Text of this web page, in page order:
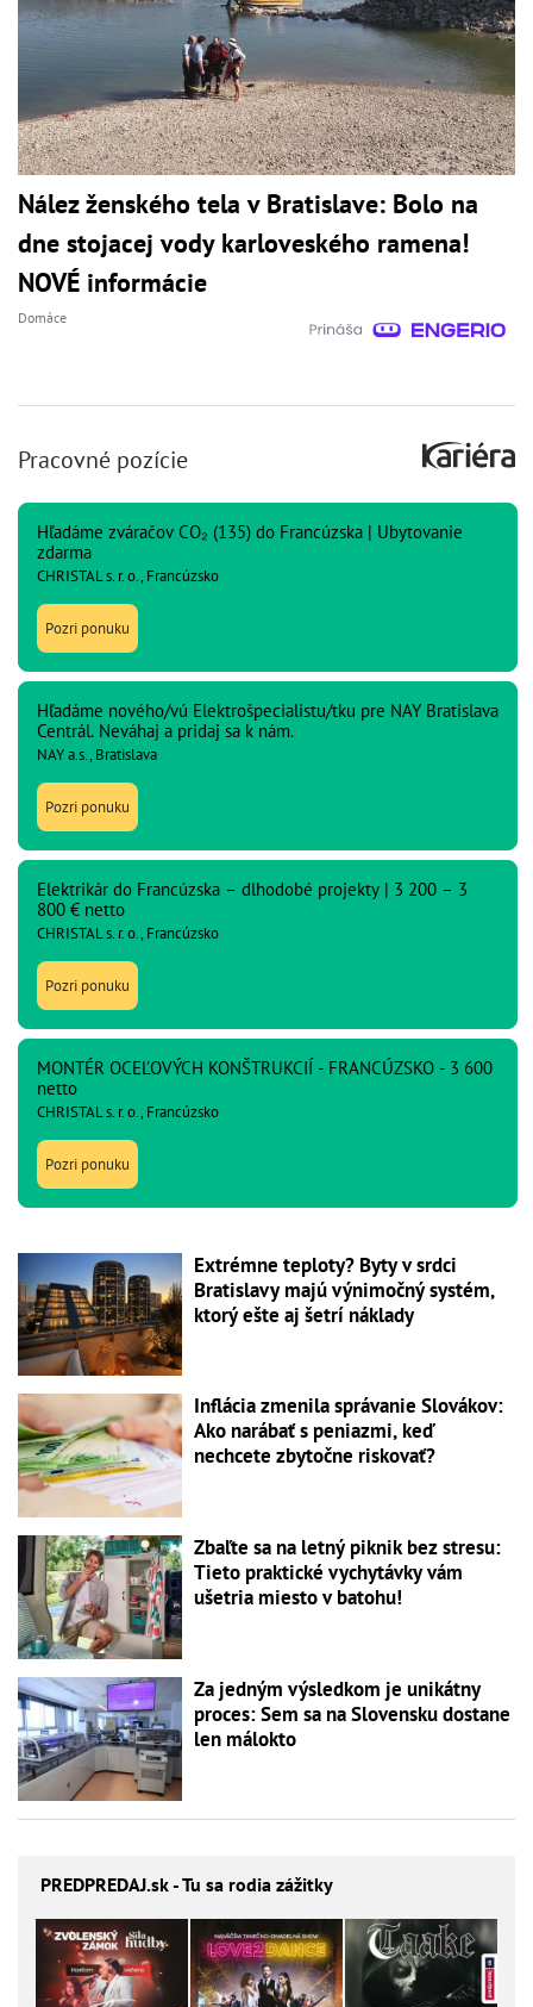
Nález ženského tela v Bratislave: Bolo na
dne stojacej vody karloveského ramena!
NOVÉ informácie
Domáce
Pracovné pozície
Hľadáme zváračov CO₂ (135) do Francúzska | Ubytovanie
zdarma
CHRISTAL s. r. o., Francúzsko
Pozri ponuku
Hľadáme nového/vú Elektrošpecialistu/tku pre NAY Bratislava
Centrál. Neváhaj a pridaj sa k nám.
NAY a.s., Bratislava
Pozri ponuku
Elektrikár do Francúzska – dlhodobé projekty | 3 200 – 3
800 € netto
CHRISTAL s. r. o., Francúzsko
Pozri ponuku
MONTÉR OCEĽOVÝCH KONŠTRUKCIÍ - FRANCÚZSKO - 3 600
netto
CHRISTAL s. r. o., Francúzsko
Pozri ponuku
Extrémne teploty? Byty v srdci
Bratislavy majú výnimočný systém,
ktorý ešte aj šetrí náklady
Inflácia zmenila správanie Slovákov:
Ako narábať s peniazmi, keď
nechcete zbytočne riskovať?
Zbaľte sa na letný piknik bez stresu:
Tieto praktické vychytávky vám
ušetria miesto v batohu!
Za jedným výsledkom je unikátny
proces: Sem sa na Slovensku dostane
len málokto
PREDPREDAJ.sk - Tu sa rodia zážitky